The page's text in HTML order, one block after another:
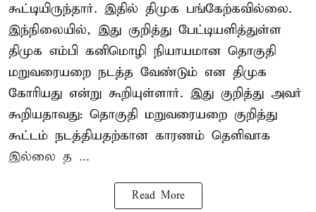
கூட்டியிருந்தார். இதில் திமுக பங்கேற்கவில்லை.
இந்நிலையில், இது குறித்து பேட்டியளித்துள்ள
திமுக எம்பி கனிமொழி நியாயமான தொகுதி
மறுவரையறை நடத்த வேண்டும் என திமுக
கோரியது என்று கூறியுள்ளார். இது குறித்து அவர்
கூறியதாவது: தொகுதி மறுவரையறை குறித்து
கூட்டம் நடத்தியதற்கான காரணம் தெளிவாக
இல்லை த ...
Read More